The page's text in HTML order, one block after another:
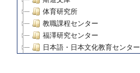
体育研究所
教職課程センター
福澤研究センター
日本語・日本文化教育センター